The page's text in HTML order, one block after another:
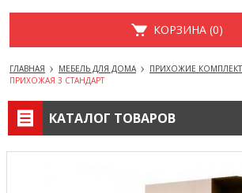
КОРЗИНА (0)
ГЛАВНАЯ МЕБЕЛЬ ДЛЯ ДОМА
ПРИХОЖИЕ
ПРИХОЖАЯ 3 СТАНДАРТ
КАТАЛОГ ТОВАРОВ